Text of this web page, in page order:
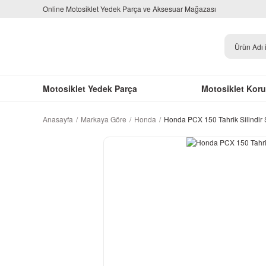
Online Motosiklet Yedek Parça ve Aksesuar Mağazası
Motosiklet Yedek Parça Motosiklet
Anasayfa Markaya Göre Honda Honda PCX 150 Tahrik Silindir